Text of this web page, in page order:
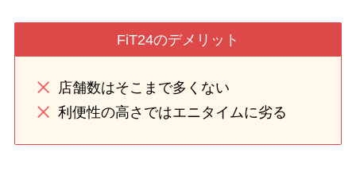
FiT24のデメリット
店舗数はそこまで多くない
利便性の高さではエニタイムに劣る